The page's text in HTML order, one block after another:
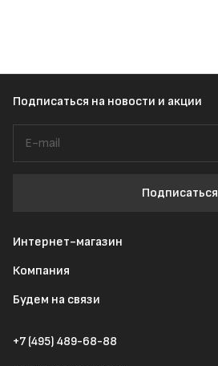
Подписаться на новости и акции
Подписаться
Интернет-магазин
Компания
Будем на связи
+7 (495) 489-68-88